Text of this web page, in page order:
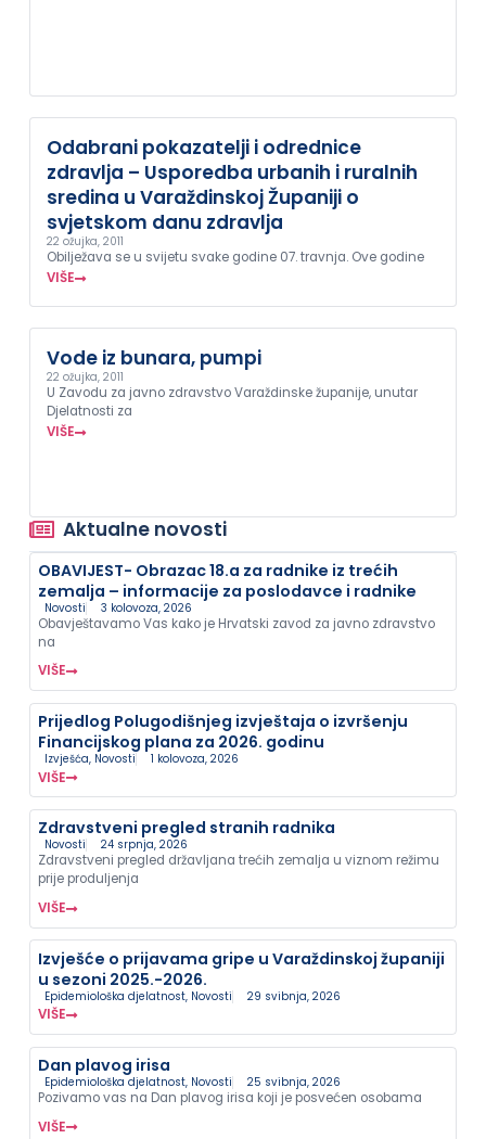
Odabrani pokazatelji i odrednice
zdravlja – Usporedba urbanih i ruralnih
sredina u Varaždinskoj Županiji o
svjetskom danu zdravlja
22 ožujka, 2011
Obilježava se u svijetu svake godine 07. travnja. Ove godine
VIŠE
Vode iz bunara, pumpi
22 ožujka, 2011
U Zavodu za javno zdravstvo Varaždinske županije, unutar
Djelatnosti za
VIŠE
Aktualne novosti
OBAVIJEST- Obrazac 18.a za radnike iz trećih
zemalja – informacije za poslodavce i radnike
Novosti 3 kolovoza, 2026
Obavještavamo Vas kako je Hrvatski zavod za javno zdravstvo
na
VIŠE
Prijedlog Polugodišnjeg izvještaja o izvršenju
Financijskog plana za 2026. godinu
Izvješća, Novosti 1 kolovoza, 2026
VIŠE
Zdravstveni pregled stranih radnika
Novosti 24 srpnja, 2026
Zdravstveni pregled državljana trećih zemalja u viznom režimu
prije produljenja
VIŠE
Izvješće o prijavama gripe u Varaždinskoj županiji
u sezoni 2025.-2026.
Epidemiološka djelatnost, Novosti 29 svibnja, 2026
VIŠE
Dan plavog irisa
Epidemiološka djelatnost, Novosti 25 svibnja, 2026
Pozivamo vas na Dan plavog irisa koji je posvećen osobama
VIŠE